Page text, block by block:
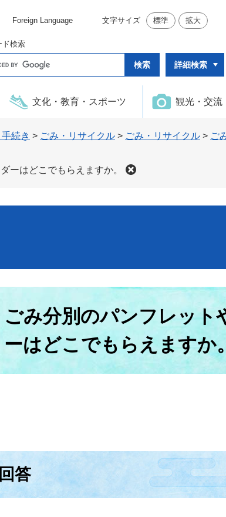
Foreign Language 文字サイズ 標準 拡大
ド検索
詳細検索
文化・教育・スポーツ 観光・交流
続き > ごみ・リサイクル > ごみ・リサイクル > ご
ーはどこでもらえますか。
ごみ分別のパンフレット
ーはどこでもらえますか
回答